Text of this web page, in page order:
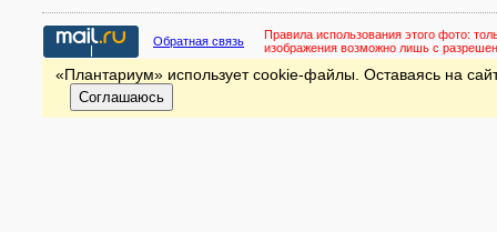
Обратная связь Правила использования этого фото:
изображения возможно лишь с
«Плантариум» использует cookie-файлы. Оставаясь на
Соглашаюсь